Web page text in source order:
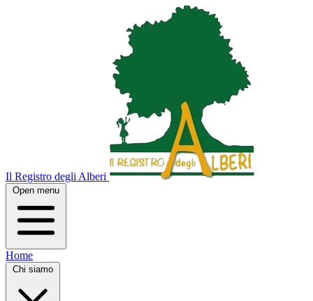
Il Registro degli Alberi
Open menu
Home
Chi siamo